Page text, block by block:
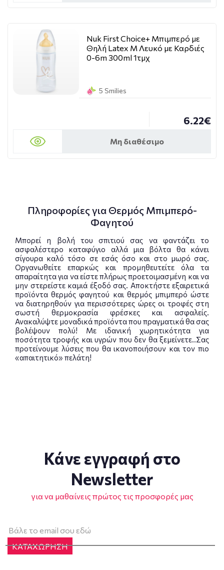
Nuk First Choice+ Μπιμπερό με
Θηλή Latex M Λευκό με Καρδιές
0-6m 300ml 1τμχ
5 Smilies
6.22€
Μη διαθέσιμο
Πληροφορίες για Θερμός Μπιμπερό-
Φαγητού
Μπορεί η βολή του σπιτιού σας να φαντάζει το
ασφαλέστερο καταφύγιο αλλά μια βόλτα θα κάνει
σίγουρα καλό τόσο σε εσάς όσο και στο μωρό σας.
Οργανωθείτε επαρκώς και προμηθευτείτε όλα τα
απαραίτητα για να είστε πλήρως προετοιμασμένη και να
μην στερείστε καμιά έξοδό σας. Αποκτήστε εξαιρετικά
προϊόντα θερμός φαγητού και θερμός μπιμπερό ώστε
να διατηρηθούν για περισσότερες ώρες οι τροφές στη
σωστή θερμοκρασία φρέσκες και ασφαλείς.
Ανακαλύψτε μοναδικά προϊόντα που πραγματικά θα σας
βολέψουν πολύ! Με ιδανική χωρητικότητα για
ποσότητα τροφής και υγρών που δεν θα ξεμείνετε..Σας
προτείνουμε λύσεις που θα ικανοποιήσουν και τον πιο
«απαιτητικό» πελάτη!
Κάνε εγγραφή στο
Newsletter
για να μαθαίνεις πρώτος τις προσφορές μας
ΚΑΤΑΧΩΡΗΣΗ